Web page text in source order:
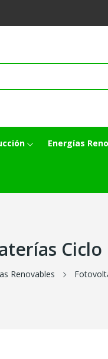
Energías
Renovables